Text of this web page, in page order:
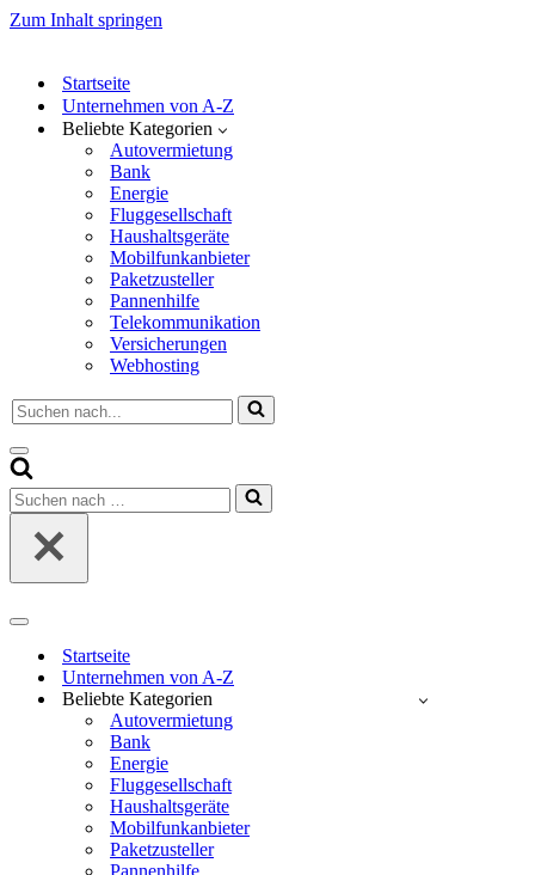
Zum Inhalt springen
Startseite
Unternehmen von A-Z
Beliebte Kategorien
Autovermietung
Bank
Energie
Fluggesellschaft
Haushaltsgeräte
Mobilfunkanbieter
Paketzusteller
Pannenhilfe
Telekommunikation
Versicherungen
Webhosting
Suchen
nach …
Navigationsmenü
Suchen
nach …
Navigationsmenü
Startseite
Unternehmen von A-Z
Beliebte Kategorien
Autovermietung
Bank
Energie
Fluggesellschaft
Haushaltsgeräte
Mobilfunkanbieter
Paketzusteller
Pannenhilfe